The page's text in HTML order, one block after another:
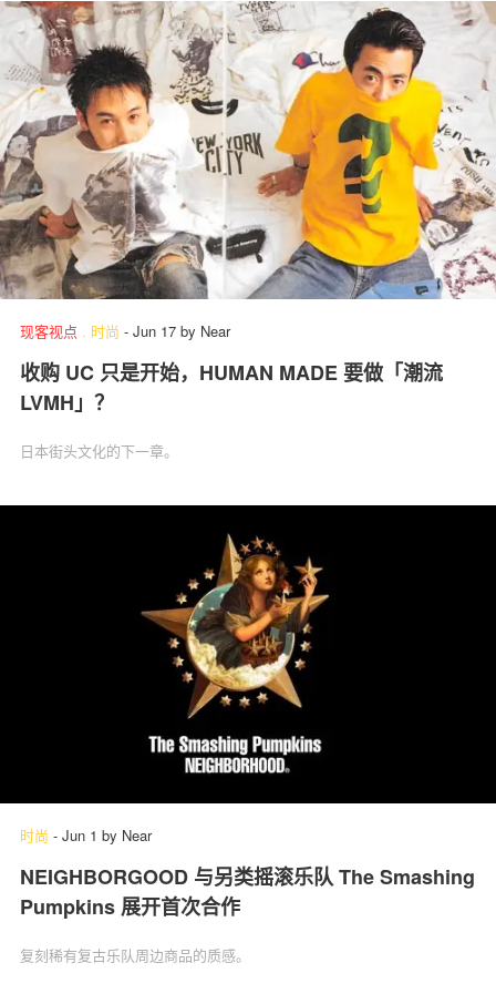
现客视点 . 时尚 - Jun 17 by Near
收购 UC 只是开始，HUMAN MADE 要做「潮流
LVMH」？
日本街头文化的下一章。
时尚 - Jun 1 by Near
NEIGHBORGOOD 与另类摇滚乐队 The Smashing
Pumpkins 展开首次合作
复刻稀有复古乐队周边商品的质感。